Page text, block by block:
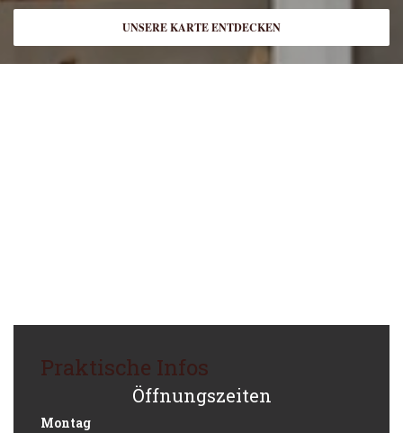
UNSERE KARTE ENTDECKEN
Praktische Infos
Öffnungszeiten
Montag